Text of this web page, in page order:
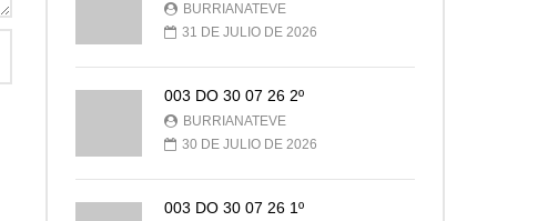
BURRIANATEVE
31 DE JULIO DE 2026
003 DO 30 07 26 2º
BURRIANATEVE
30 DE JULIO DE 2026
003 DO 30 07 26 1º